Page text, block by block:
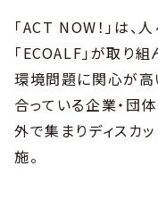
「ACT NOW！」は
「ECOALF」が取り
環境問題に関心が高
合っている企業・団
外で集まりディスカ
施。